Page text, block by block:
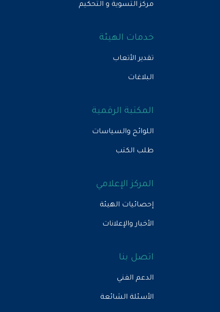
مركز التسوية و التحكيم
خدمات الهيئة
تقدير الأتعاب
البلاغات
المكتبة الرقمية
اللوائح والسياسات
طلب الكتب
المركز الإعلامي
إحصائيات الهيئة
الأخبار والإعلانات
اتصل بنا
الدعم الفني
الأسئلة الشائعة